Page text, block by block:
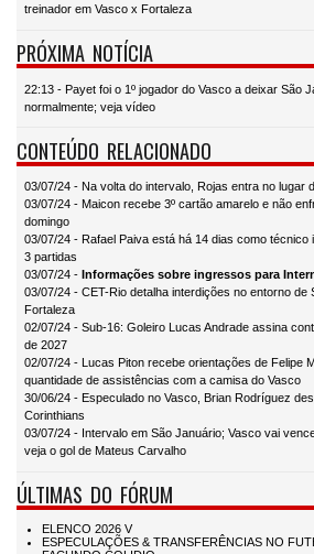
treinador em Vasco x Fortaleza
PRÓXIMA NOTÍCIA
22:13 - Payet foi o 1º jogador do Vasco a deixar São
normalmente; veja vídeo
CONTEÚDO RELACIONADO
03/07/24 - Na volta do intervalo, Rojas entra no lugar
03/07/24 - Maicon recebe 3º cartão amarelo e não
domingo
03/07/24 - Rafael Paiva está há 14 dias como técnico
3 partidas
03/07/24 - Informações sobre ingressos para
03/07/24 - CET-Rio detalha interdições no entorno de
Fortaleza
02/07/24 - Sub-16: Goleiro Lucas Andrade assina
de 2027
02/07/24 - Lucas Piton recebe orientações de Felipe
quantidade de assistências com a camisa do Vasco
30/06/24 - Especulado no Vasco, Brian Rodríguez
Corinthians
03/07/24 - Intervalo em São Januário; Vasco vai
veja o gol de Mateus Carvalho
ÚLTIMAS DO FÓRUM